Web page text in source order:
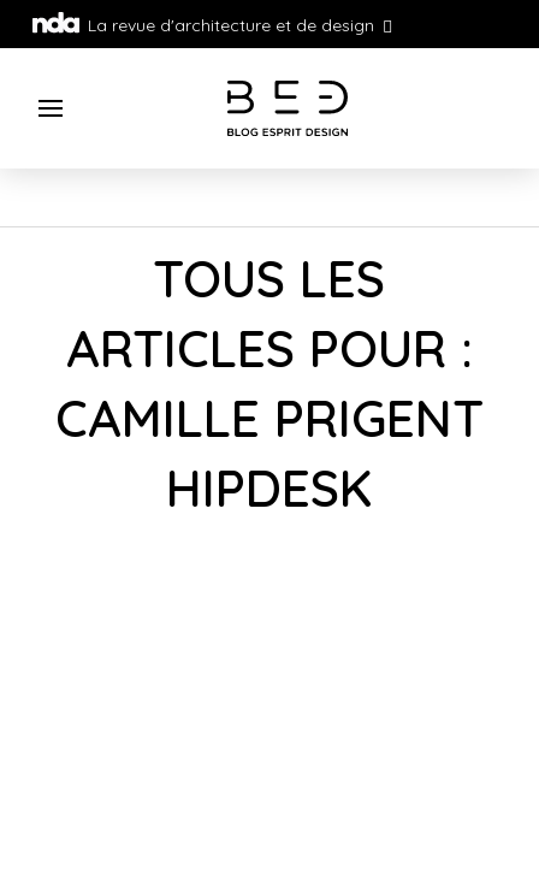
La revue d'architecture et de design
TOUS LES
ARTICLES POUR :
CAMILLE PRIGENT
HIPDESK